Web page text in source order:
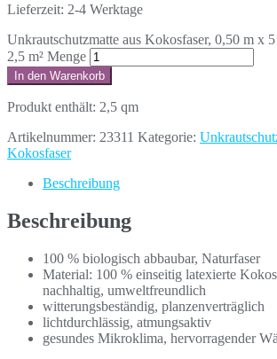
Lieferzeit: 2-4 Werktage
Unkrautschutzmatte aus Kokosfaser, 0,50 m x
2,5 m² Menge
In den Warenkorb
Produkt enthält: 2,5 qm
Artikelnummer: 23311 Kategorie:
Kokosfaser
Beschreibung
Beschreibung
100 % biologisch abbaubar, Naturfaser
Material: 100 % einseitig latexierte
nachhaltig, umweltfreundlich
witterungsbeständig, planzenverträglich
lichtdurchlässig, atmungsaktiv
gesundes Mikroklima, hervorragender